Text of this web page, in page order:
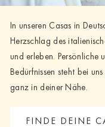
In unseren Casas in
Herzschlag des
und erleben. Persönliche
Bedürfnissen steht bei
ganz in deiner Nähe.
FINDE DEINE